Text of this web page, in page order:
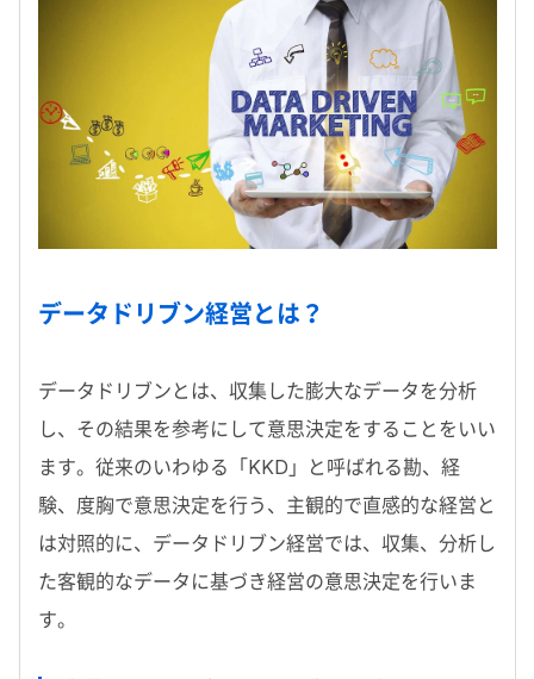
データドリブン経営とは？
データドリブンとは、収集した膨大なデータを分析
し、その結果を参考にして意思決定をすることをいい
ます。従来のいわゆる「KKD」と呼ばれる勘、経
験、度胸で意思決定を行う、主観的で直感的な経営と
は対照的に、データドリブン経営では、収集、分析し
た客観的なデータに基づき経営の意思決定を行いま
す。